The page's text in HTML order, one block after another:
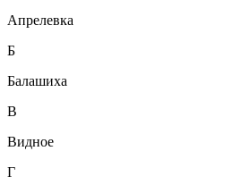
Апрелевка
Б
Балашиха
В
Видное
Г